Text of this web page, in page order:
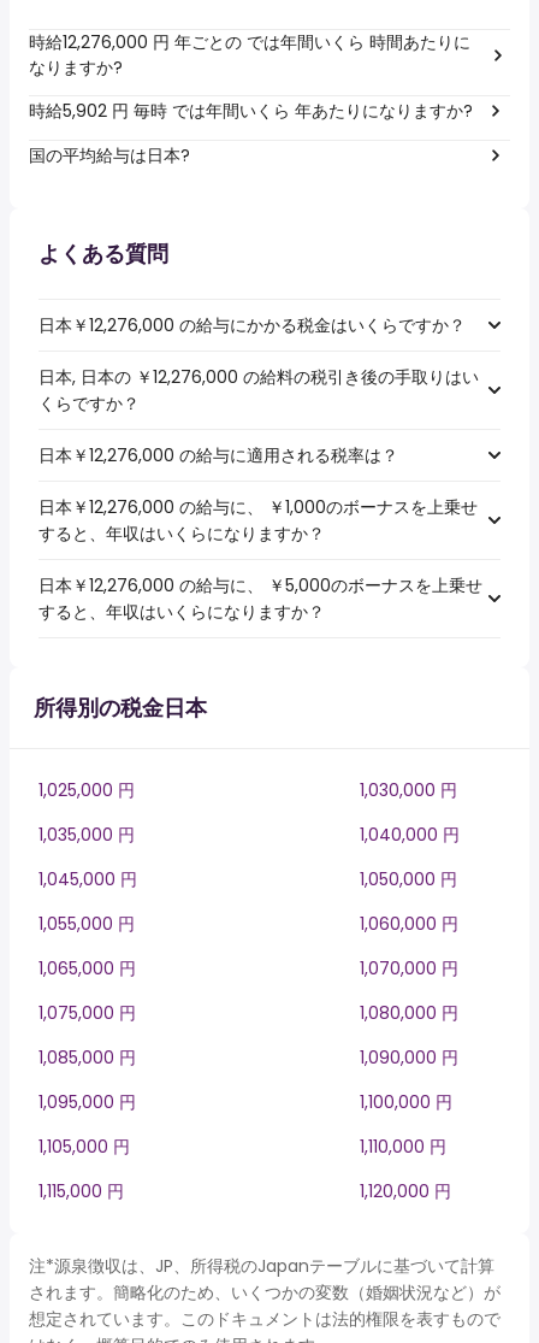
時給12,276,000 円 年ごとの では年間いくら 時間あたりに
なりますか?
時給5,902 円 毎時 では年間いくら 年あたりになりますか?
国の平均給与は日本?
よくある質問
日本￥12,276,000 の給与にかかる税金はいくらですか？
日本, 日本の ￥12,276,000 の給料の税引き後の手取りはい
くらですか？
日本￥12,276,000 の給与に適用される税率は？
日本￥12,276,000 の給与に、 ￥1,000のボーナスを上乗せ
すると、年収はいくらになりますか？
日本￥12,276,000 の給与に、 ￥5,000のボーナスを上乗せ
すると、年収はいくらになりますか？
所得別の税金日本
1,025,000 円
1,030,000 円
1,035,000 円
1,040,000 円
1,045,000 円
1,050,000 円
1,055,000 円
1,060,000 円
1,065,000 円
1,070,000 円
1,075,000 円
1,080,000 円
1,085,000 円
1,090,000 円
1,095,000 円
1,100,000 円
1,105,000 円
1,110,000 円
1,115,000 円
1,120,000 円
注*源泉徴収は、JP、所得税のJapanテーブルに基づいて計算
されます。簡略化のため、いくつかの変数（婚姻状況など）が
想定されています。このドキュメントは法的権限を表すもので